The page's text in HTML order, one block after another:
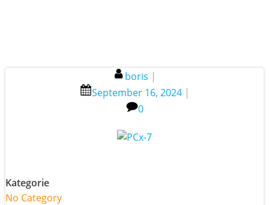
boris |
September 16, 2024 |
0
Kategorie
No Category